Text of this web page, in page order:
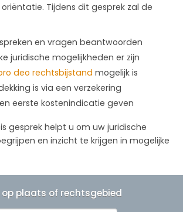
Tijdens dit gesprek zal de
en vragen beantwoorden
juridische mogelijkheden er zijn
deo rechtsbijstand mogelijk is
is via een verzekering
eerste kostenindicatie geven
gesprek helpt u om uw juridische
en inzicht te krijgen in mogelijke
plaats of rechtsgebied